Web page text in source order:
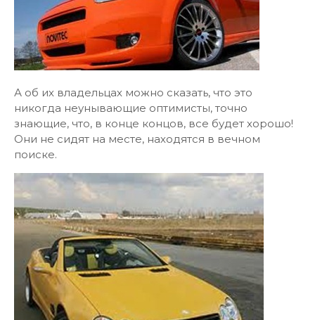
А об их владельцах можно сказать, что это
никогда неунывающие оптимисты, точно
знающие, что, в конце концов, все будет хорошо!
Они не сидят на месте, находятся в вечном
поиске.